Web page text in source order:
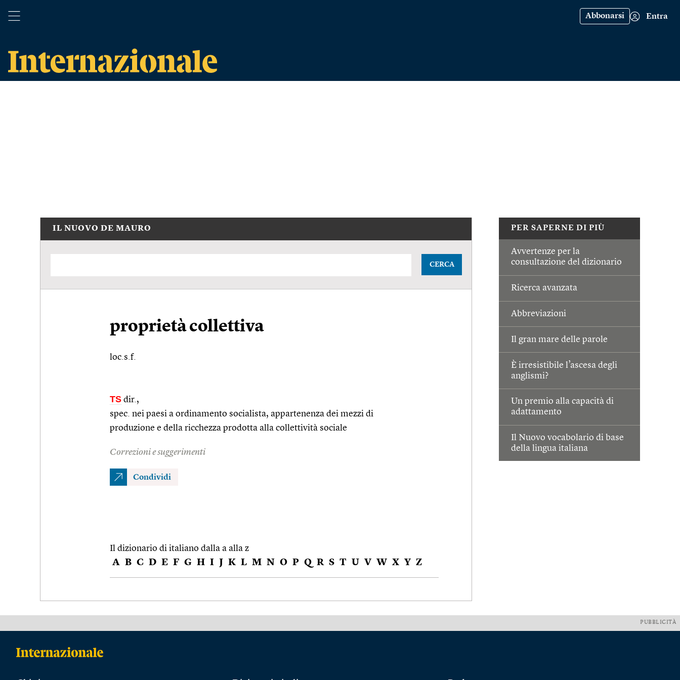
Abbonarsi Entra
PER SAPERNE DI PIÙ
Avvertenze per la
consultazione del dizionario
Ricerca avanzata
Abbreviazioni
Il gran mare delle parole
È irresistibile l’ascesa degli
anglismi?
Un premio alla capacità di
adattamento
Il Nuovo vocabolario di base
della lingua italiana
IL NUOVO DE MAURO
CERCA
proprietà collettiva
loc.s.f.
TS dir.,
spec. nei paesi a ordinamento socialista, appartenenza dei mezzi di
produzione e della ricchezza prodotta alla collettività sociale
Correzioni e suggerimenti
Condividi
Il dizionario di italiano dalla a alla z
A B C D E F G H I J K L M N O P Q R S T U V W X Y Z
PUBBLICITÀ